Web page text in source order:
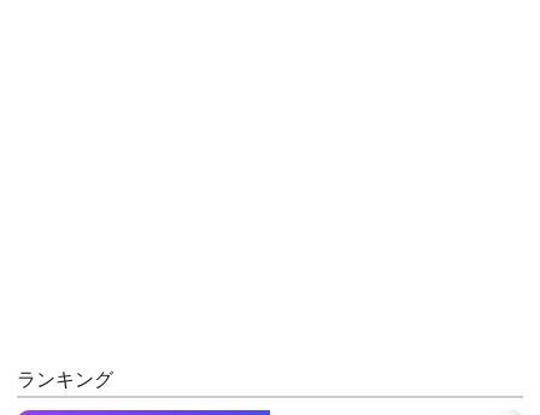
ランキング